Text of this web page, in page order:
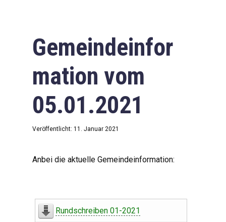
Gemeindeinfor
mation vom
05.01.2021
Veröffentlicht: 11. Januar 2021
Anbei die aktuelle Gemeindeinformation:
Rundschreiben 01-2021